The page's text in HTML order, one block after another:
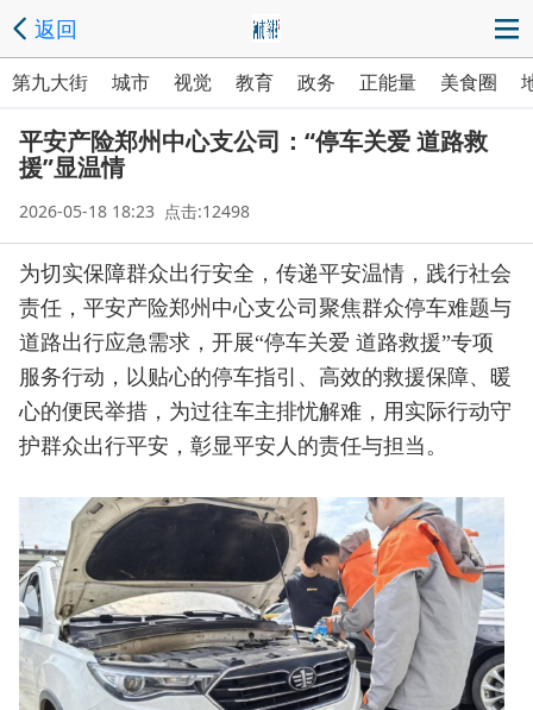
返回
第九大街 城市 视觉 教育 政务 正能量 美食圈
平安产险郑州中心支公司：“停车关爱 道路救
援”显温情
2026-05-18 18:23 点击:12498
为切实保障群众出行安全，传递平安温情，践行社会
责任，平安产险郑州中心支公司聚焦群众停车难题与
道路出行应急需求，开展“停车关爱 道路救援”专项
服务行动，以贴心的停车指引、高效的救援保障、暖
心的便民举措，为过往车主排忧解难，用实际行动守
护群众出行平安，彰显平安人的责任与担当。